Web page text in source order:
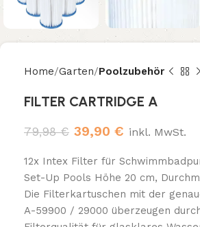
Home Garten Poolzubehör
FILTER CARTRIDGE A
79,98€ 39,90 € inkl. MwSt.
12x Intex Filter für
Set-Up Pools Höhe 20 cm,
Die Filterkartuschen mit der
A-59900 / 29000 überzeugen